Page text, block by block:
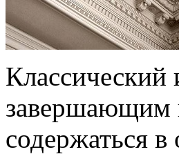
Классический
завершающим
содержаться